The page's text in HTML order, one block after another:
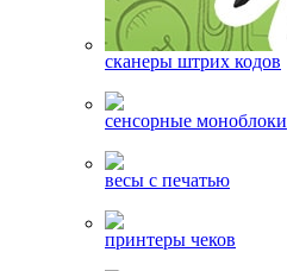
сканеры штрих кодов
сенсорные моноблоки
весы с печатью
принтеры чеков